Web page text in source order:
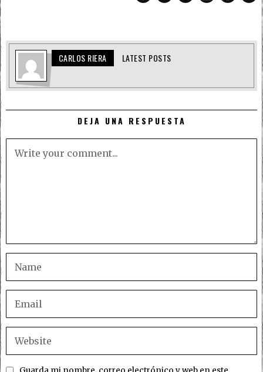
CARLOS RIERA LATEST POSTS
DEJA UNA RESPUESTA